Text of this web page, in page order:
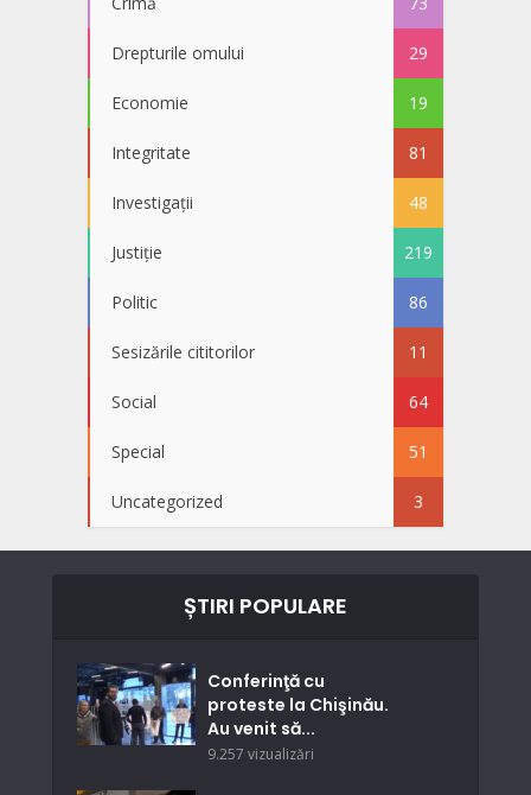
Drepturile omului 29
Economie 19
Integritate 81
Investigații 48
Justiție 219
Politic 86
Sesizările cititorilor 11
Social 64
Special 51
Uncategorized 3
ȘTIRI POPULARE
Conferinţă cu
proteste la Chişinău.
Au venit să...
9.257 vizualizări